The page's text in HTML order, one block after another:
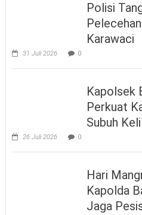
Polisi
Karawaci
31 Juli 2026 0
Kapolsek
Perkuat
Subuh
26 Juli 2026 0
Hari
Kapolda
Jaga